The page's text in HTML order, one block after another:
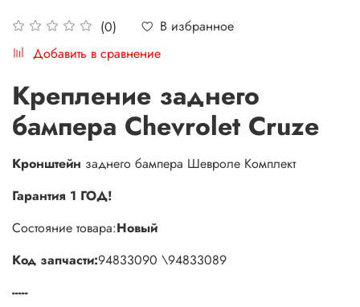
(0)
В избранное
Добавить в сравнение
Крепление заднего
бампера Chevrolet Cruze
Кронштейн заднего бампера Шевроле Комплект
Гарантия 1 ГОД!
Состояние товара:Новый
Код запчасти:94833090 \94833089
-----